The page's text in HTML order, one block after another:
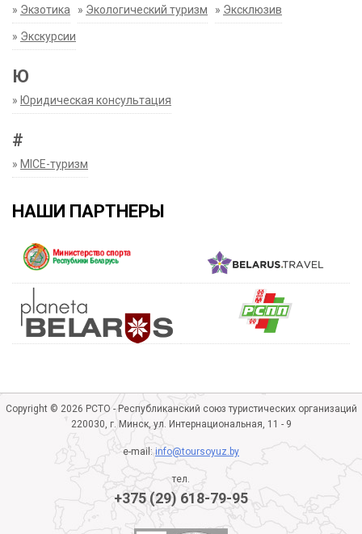
» Экзотика » Экологический туризм » Эксклюзив
» Экскурсии
Ю
» Юридическая консультация
#
» MICE-туризм
НАШИ ПАРТНЕРЫ
Copyright © 2026 РСТО - Республиканский союз туристических организаций
220030, г. Минск, ул. Интернациональная, 11 - 9
e-mail:info@toursoyuz.by
тел.
+375 (29) 618-79-95